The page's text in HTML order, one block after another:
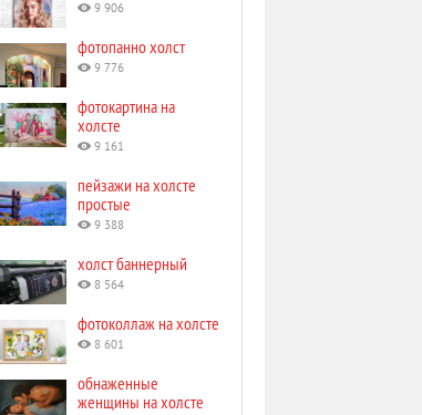
9 906
фотопанно холст
9 776
фотокартина на
холсте
9 161
пейзажи на холсте
простые
9 388
холст баннерный
8 564
фотоколлаж на холсте
8 601
обнаженные
женщины на холсте